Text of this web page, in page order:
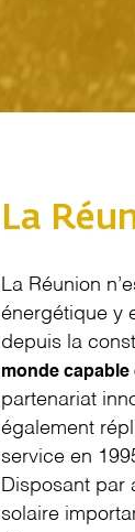
La
La Réunion
énergétique y
depuis la
monde
partenariat
également
service en
Disposant par
solaire